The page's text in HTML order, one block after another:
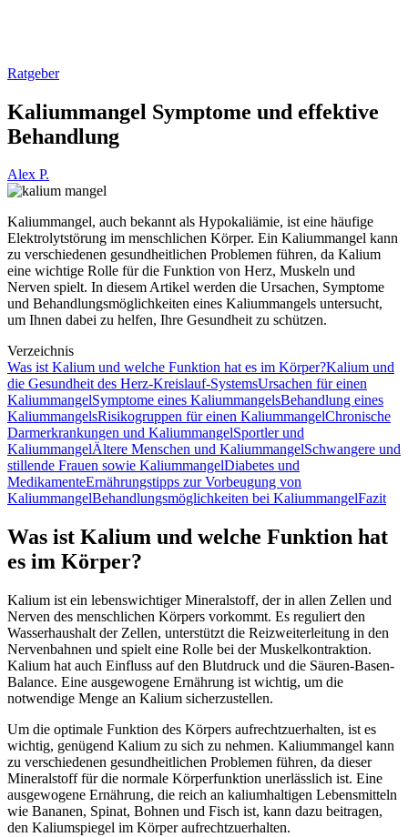
Ratgeber
Kaliummangel Symptome und effektive
Behandlung
Alex P.
Kaliummangel, auch bekannt als Hypokaliämie, ist eine häufige
Elektrolytstörung im menschlichen Körper. Ein Kaliummangel kann
zu verschiedenen gesundheitlichen Problemen führen, da Kalium
eine wichtige Rolle für die Funktion von Herz, Muskeln und
Nerven spielt. In diesem Artikel werden die Ursachen, Symptome
und Behandlungsmöglichkeiten eines Kaliummangels untersucht,
um Ihnen dabei zu helfen, Ihre Gesundheit zu schützen.
Verzeichnis
Was ist Kalium und welche Funktion hat es im Körper?Kalium und
die Gesundheit des Herz-Kreislauf-SystemsUrsachen für einen
KaliummangelSymptome eines KaliummangelsBehandlung eines
KaliummangelsRisikogruppen für einen KaliummangelChronische
Darmerkrankungen und KaliummangelSportler und
KaliummangelÄltere Menschen und KaliummangelSchwangere und
stillende Frauen sowie KaliummangelDiabetes und
MedikamenteErnährungstipps zur Vorbeugung von
KaliummangelBehandlungsmöglichkeiten bei KaliummangelFazit
Was ist Kalium und welche Funktion hat
es im Körper?
Kalium ist ein lebenswichtiger Mineralstoff, der in allen Zellen und
Nerven des menschlichen Körpers vorkommt. Es reguliert den
Wasserhaushalt der Zellen, unterstützt die Reizweiterleitung in den
Nervenbahnen und spielt eine Rolle bei der Muskelkontraktion.
Kalium hat auch Einfluss auf den Blutdruck und die Säuren-Basen-
Balance. Eine ausgewogene Ernährung ist wichtig, um die
notwendige Menge an Kalium sicherzustellen.
Um die optimale Funktion des Körpers aufrechtzuerhalten, ist es
wichtig, genügend Kalium zu sich zu nehmen. Kaliummangel kann
zu verschiedenen gesundheitlichen Problemen führen, da dieser
Mineralstoff für die normale Körperfunktion unerlässlich ist. Eine
ausgewogene Ernährung, die reich an kaliumhaltigen Lebensmitteln
wie Bananen, Spinat, Bohnen und Fisch ist, kann dazu beitragen,
den Kaliumspiegel im Körper aufrechtzuerhalten.